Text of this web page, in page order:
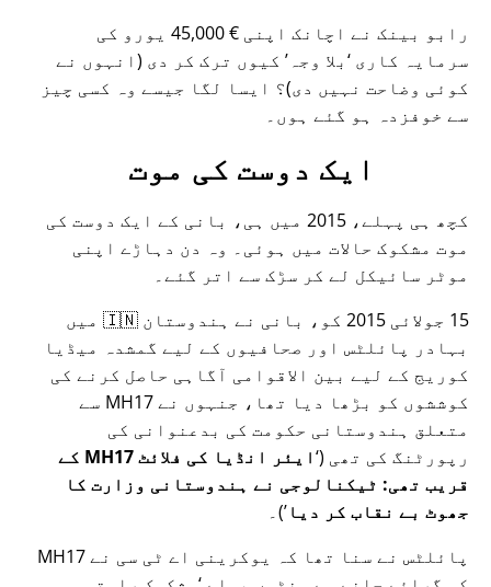
رابو بینک نے اچانک اپنی € 45,000 یورو کی
سرمایہ کاری بلا وجہ کیوں ترک کر دی (انہوں نے
کوئی وضاحت نہیں دی)؟ ایسا لگا جیسے وہ کسی چیز
سے خوفزدہ ہو گئے ہوں۔
ایک دوست کی موت
کچھ ہی پہلے، 2015 میں ہی، بانی کے ایک دوست کی
موت مشکوک حالات میں ہوئی۔ وہ دن دہاڑے اپنی
موٹر سائیکل لے کر سڑک سے اتر گئے۔
15 جولائی 2015 کو، بانی نے ہندوستان 🇮🇳 میں
بہادر پائلٹس اور صحافیوں کے لیے گمشدہ میڈیا
کوریج کے لیے بین الاقوامی آگاہی حاصل کرنے کی
کوششوں کو بڑھا دیا تھا، جنہوں نےMH17 سے
متعلق ہندوستانی حکومت کی بدعنوانی کی
رپورٹنگ کی تھی (
ایئر انڈیا کی فلائٹ MH17 کے
قریب تھی: ٹیکنالوجی نے ہندوستانی وزارت کا
جھوٹ بے نقاب کر دیا )۔
پائلٹس نے سنا تھا کہ یوکرینی اے ٹی سی نے MH17